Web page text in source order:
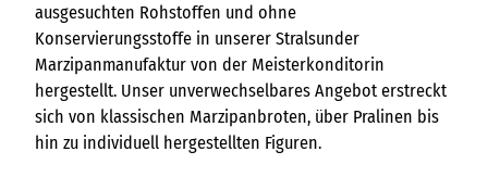
ausgesuchten Rohstoffen und ohne
Konservierungsstoffe in unserer Stralsunder
Marzipanmanufaktur von der Meisterkonditorin
hergestellt. Unser unverwechselbares Angebot erstreckt
sich von klassischen Marzipanbroten, über Pralinen bis
hin zu individuell hergestellten Figuren.